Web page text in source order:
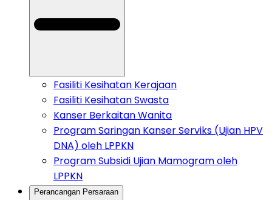
Fasiliti Kesihatan Kerajaan
Fasiliti Kesihatan Swasta
Kanser Berkaitan Wanita
Program Saringan Kanser Serviks (Ujian HPV
DNA) oleh LPPKN
Program Subsidi Ujian Mamogram oleh
LPPKN
Perancangan Persaraan